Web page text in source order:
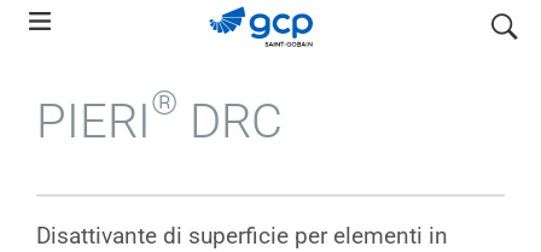
Skip
navigation
search
PIERI® DRC
Disattivante di superficie per elementi in